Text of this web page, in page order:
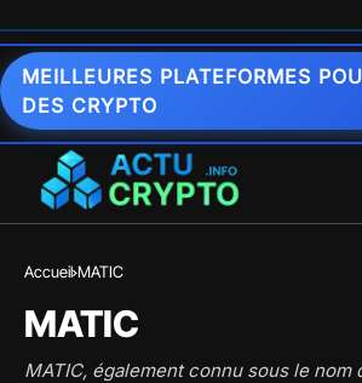
MEILLEURES PLATEFORMES
DES CRYPTO
Accueil MATIC
MATIC
MATIC, également connu sous le nom